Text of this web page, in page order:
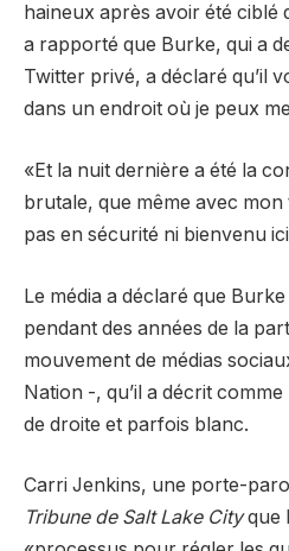
haineux après avoir été ciblé
a rapporté que Burke, qui a
Twitter privé, a déclaré qu’il
dans un endroit où je peux
«Et la nuit dernière a été la
brutale, que même avec mon
pas en sécurité ni bienvenu
Le média a déclaré que
pendant des années de la
mouvement de médias
Nation -, qu’il a décrit
de droite et parfois blanc.
Carri Jenkins, une porte-
Tribune de Salt Lake Cityque